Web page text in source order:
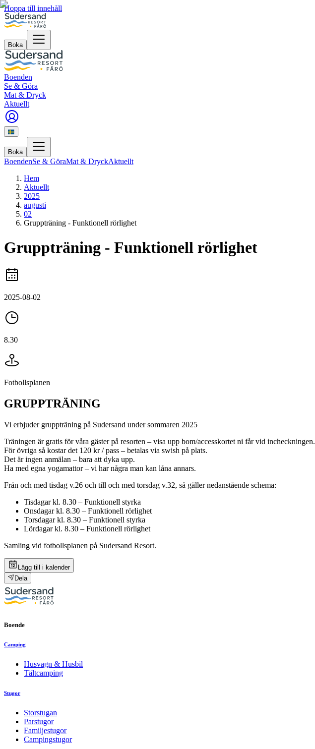
Hoppa till innehåll
Boka
Boenden
Se & Göra
Mat & Dryck
Aktuellt
Boka
BoendenSe & GöraMat & DryckAktuellt
Hem
Aktuellt
2025
augusti
02
Gruppträning - Funktionell rörlighet
Gruppträning - Funktionell rörlighet
2025-08-02
8.30
Fotbollsplanen
GRUPPTRÄNING
Vi erbjuder gruppträning på Sudersand under sommaren 2025
Träningen är gratis för våra gäster på resorten – visa upp bom/accesskortet ni får vid incheckningen.
För övriga så kostar det 120 kr / pass – betalas via swish på plats.
Det är ingen anmälan – bara att dyka upp.
Ha med egna yogamattor – vi har några man kan låna annars.
Från och med tisdag v.26 och till och med torsdag v.32, så gäller nedanstående schema:
Tisdagar kl. 8.30 – Funktionell styrka
Onsdagar kl. 8.30 – Funktionell rörlighet
Torsdagar kl. 8.30 – Funktionell styrka
Lördagar kl. 8.30 – Funktionell rörlighet
Samling vid fotbollsplanen på Sudersand Resort.
Lägg till i kalender
Dela
Boende
Camping
Husvagn & Husbil
Tältcamping
Stugor
Storstugan
Parstugor
Familjestugor
Campingstugor